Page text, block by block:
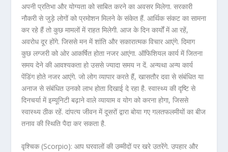
अपनी प्रतिभा और योग्यता को साबित करने का अवसर मिलेगा. सरकारी
नौकरी से जुड़े लोगों को प्रमोशन मिलने के संकेत हैं. आर्थिक संकट का सामना
कर रहे हैं तो कुछ मामलों में राहत मिलेगी. आज के दिन कार्यों में आ रहें,
अवरोध दूर होंगे. जिससे मन में शांति और सकारात्मक विचार आएंगे. दिमाग
कुछ लग्जरी को ओर आकर्षित होता नजर आएंगा. ऑफिशियल कार्य में जितना
समय देने की आवश्यकता हो उससे ज्यादा समय न दें. अन्यथा अन्य कार्य
पेंडिंग होते नजर आएंगे. जो लोग व्यापार करते हैं, खासतौर दवा से संबंधित या
अनाज से संबंधित उनको लाभ होता दिखाई दे रहा है. स्वास्थ्य की दृष्टि से
दिनचर्या में इम्यूनिटी बढ़ाने वाले व्यायाम व योग को करना होगा, जिससे
स्वास्थ्य ठीक रहें. दांपत्य जीवन में दूसरों द्वारा बोया गए गलतफलमीयों का बीज
तनाव की स्थिति पैदा कर सकता है.
वृश्चिक (Scorpio): आप घरवालों की उम्मीदों पर खरे उतरेंगे. उपहार और